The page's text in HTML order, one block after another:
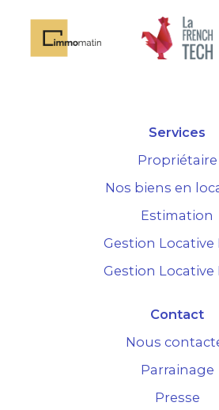
Services
Propriétaire
Nos biens en
Estimation
Gestion Locative
Gestion Locative
Contact
Nous
Parrainage
Presse